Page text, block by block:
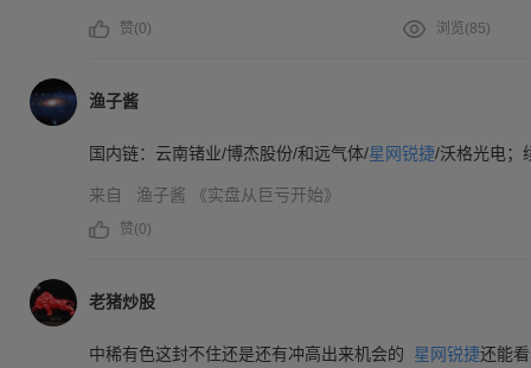
赞(0) 浏览(85)
渔子酱
国内链：云南锗业/博杰股份/和远气体/星网锐捷/沃格光电；
来自 渔子酱 《实盘从巨亏开始》
赞(0)
老猪炒股
中稀有色这封不住还是还有冲高出来机会的 星网锐捷还能